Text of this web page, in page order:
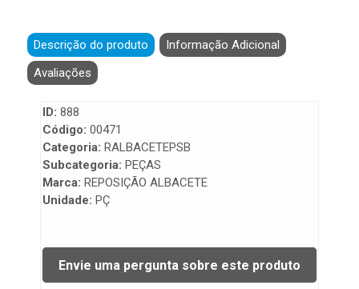
Descrição do produto
Informação Adicional
Avaliações
ID: 888
Código: 00471
Categoria: RALBACETEPSB
Subcategoria: PEÇAS
Marca: REPOSIÇÃO ALBACETE
Unidade: PÇ